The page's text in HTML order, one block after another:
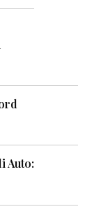
Auto: